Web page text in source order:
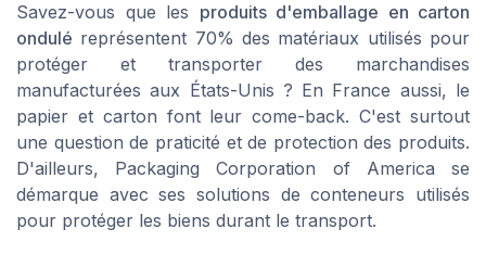
Savez-vous que les produits d'emballage en carton
ondulé représentent 70% des matériaux utilisés pour
protéger et transporter des marchandises
manufacturées aux États-Unis ? En France aussi, le
papier et carton font leur come-back. C'est surtout
une question de praticité et de protection des produits.
D'ailleurs, Packaging Corporation of America se
démarque avec ses solutions de conteneurs utilisés
pour protéger les biens durant le transport.